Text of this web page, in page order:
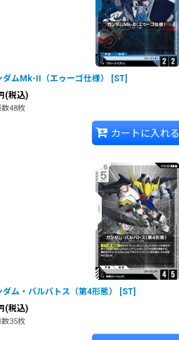
ダムMk-II（エゥーゴ仕様） [ST]
(税込)
数48枚
カートに入れる
ダム・バルバトス（第4形態） [ST]
(税込)
数35枚